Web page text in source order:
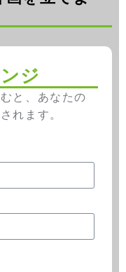
ジ
と、あなたの
れます。